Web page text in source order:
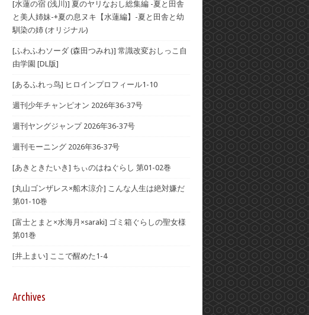
[水蓮の宿 (浅川)] 夏のヤリなおし総集編 -夏と田舎
と美人姉妹-+夏の息ヌキ【水蓮編】-夏と田舎と幼
馴染の姉 (オリジナル)
[ふわふわソーダ (森田つみれ)] 常識改変おしっこ自
由学園 [DL版]
[あるふれっ鸟] ヒロインプロフィール1-10
週刊少年チャンピオン 2026年36-37号
週刊ヤングジャンプ 2026年36-37号
週刊モーニング 2026年36-37号
[あきときたいき] ちぃのはねぐらし 第01-02巻
[丸山ゴンザレス×船木涼介] こんな人生は絶対嫌だ
第01-10巻
[富士とまと×水海月×saraki] ゴミ箱ぐらしの聖女様
第01巻
[井上まい] ここで醒めた1-4
Archives